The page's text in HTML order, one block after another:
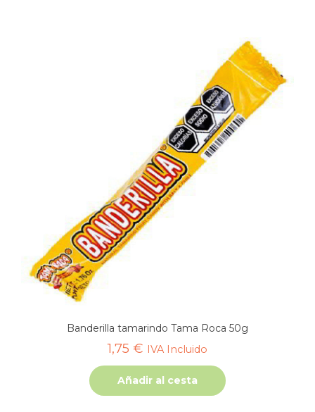
Banderilla tamarindo Tama Roca 50g
1,75 € IVA Incluido
Añadir al cesta